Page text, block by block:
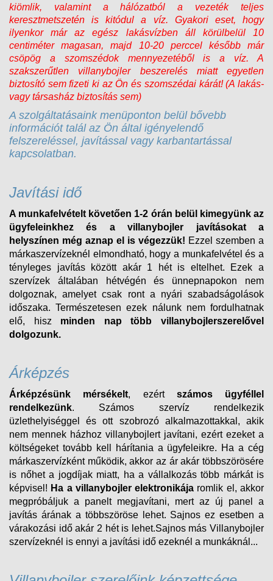
kiömlik, valamint a hálózatból a vezeték teljes
keresztmetszetén is kitódul a víz. Gyakori eset, hogy
ilyenkor már az egész lakásvízben áll körülbelül 10
centiméter magasan, majd 10-20 perccel később már
csöpög a szomszédok mennyezetéből is a víz. A
szakszerűtlen villanybojler beszerelés miatt egyetlen
biztosító sem fizeti ki az Ön és szomszédai kárát! (A lakás-
vagy társasház biztosítás sem)
A szolgáltatásaink menüponton belül bővebb
információt talál az Ön által igényelendő
felszereléssel, javítással vagy karbantartással
kapcsolatban.
Javítási idő
A munkafelvételt követően 1-2 órán belül kimegyünk az
ügyfeleinkhez és a villanybojler javításokat a
helyszínen még aznap el is végezzük! Ezzel szemben a
márkaszervízeknél elmondható, hogy a munkafelvétel és a
tényleges javítás között akár 1 hét is eltelhet. Ezek a
szervízek általában hétvégén és ünnepnapokon nem
dolgoznak, amelyet csak ront a nyári szabadságolások
időszaka. Természetesen ezek nálunk nem fordulhatnak
elő, hisz minden nap több villanybojlerszerelővel
dolgozunk.
Árképzés
Árképzésünk mérsékelt, ezért számos ügyféllel
rendelkezünk. Számos szervíz rendelkezik
üzlethelyiséggel és ott szobrozó alkalmazottakkal, akik
nem mennek házhoz villanybojlert javítani, ezért ezeket a
költségeket tovább kell hárítania a ügyfeleikre. Ha a cég
márkaszervízként működik, akkor az ár akár többszörösére
is nőhet a jogdíjak miatt, ha a vállalkozás több márkát is
képvisel! Ha a villanybojler elektronikája romlik el, akkor
megpróbáljuk a panelt megjavítani, mert az új panel a
javítás árának a többszöröse lehet. Sajnos ez esetben a
várakozási idő akár 2 hét is lehet.Sajnos más Villanybojler
szervízeknél is ennyi a javítási idő ezeknél a munkáknál...